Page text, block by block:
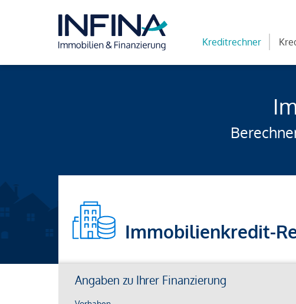
Kreditrechner
Immobilienkredit-